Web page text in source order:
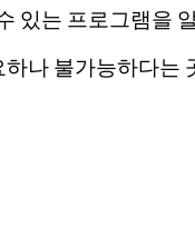
있는 프로그램을
나 불가능하다는